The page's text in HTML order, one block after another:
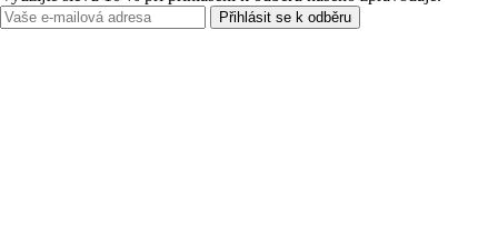
Přihlásit se k odběru